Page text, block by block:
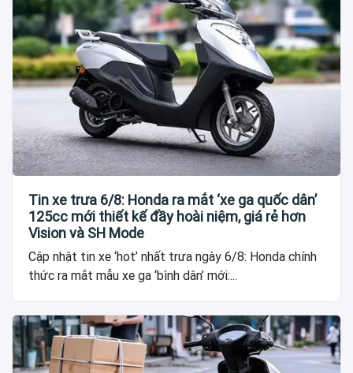
Tin xe trưa 6/8: Honda ra mắt ‘xe ga quốc dân’
125cc mới thiết kế đầy hoài niệm, giá rẻ hơn
Vision và SH Mode
Cập nhật tin xe ‘hot’ nhất trưa ngày 6/8: Honda chính
thức ra mắt mẫu xe ga ‘bình dân’ mới:...